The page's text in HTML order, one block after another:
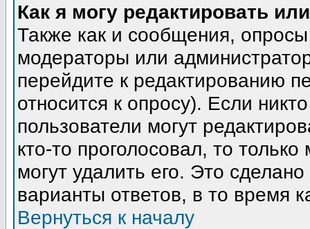
Как я могу редактировать
Также как и сообщения, опросы
модераторы или
перейдите к редактированию
относится к опросу). Если
пользователи могут
кто-то проголосовал, то
могут удалить его. Это
варианты ответов, в то время
Вернуться к началу